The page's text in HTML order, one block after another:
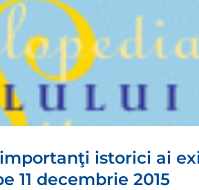
istorici ai
11 decembrie 2015